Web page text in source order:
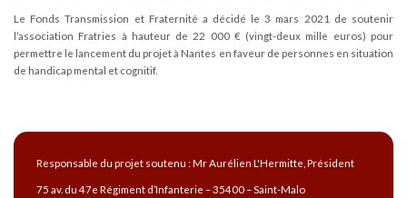
Le Fonds Transmission et Fraternité a décidé le 3 mars 2021 de soutenir
l’association Fratries à hauteur de 22 000 € (vingt-deux mille euros) pour
permettre le lancement du projet à Nantes en faveur de personnes en situation
de handicap mental et cognitif.
Responsable du projet soutenu : Mr Aurélien L'Hermitte, Président
75 av. du 47e Régiment d’Infanterie – 35400 – Saint-Malo